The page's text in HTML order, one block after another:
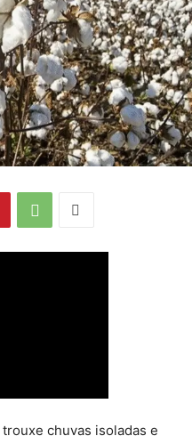
chuvas isoladas e